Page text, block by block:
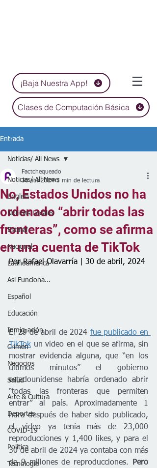
¡Baja Nuestra App!
Clases de Computación Básica
Entrada
Noticias/ All News
English
Noticias Locales
Estatal
Nacional
Latinoamérica
Así Funciona...
Español
Educación
Inmigración
Crimen
Negocios
Salud
Arte & Cultura
Deportes
COVID-19
Política
Tecnología
Noticias/ All News
No, Estados Unidos no ha
ordenado “abrir todas las
fronteras”, como se afirma
en una cuenta de TikTok
Factchequeado
30 abr 2024 3 min de lectura
Por Rafael Olavarría | 30 de abril, 2024
El 29 de abril de 2024 fue publicado en
TikTok un video en el que se afirma, sin
mostrar evidencia alguna, que “en los
últimos minutos” el gobierno
estadounidense habría ordenado abrir
“todas las fronteras que permiten
entrar” al país. Aproximadamente 1
hora después de haber sido publicado,
el video ya tenía más de 23,000
reproducciones y 1,400 likes, y para el
30 de abril de 2024 ya contaba con más
de 9 millones de reproducciones.
Pero